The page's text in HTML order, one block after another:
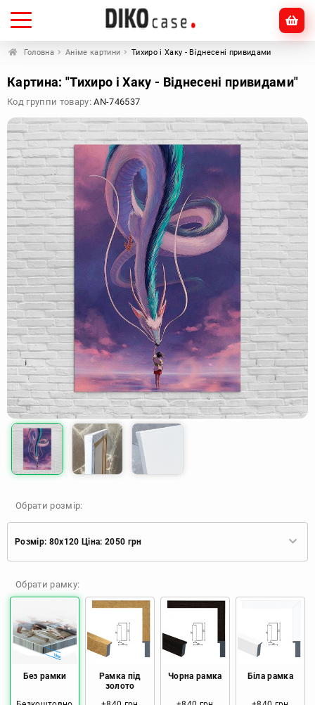
Головна Аніме картини Тихиро і Хаку - Віднесені привидами
Картина: "Тихиро і Хаку - Віднесені привидами"
Код группи товару:AN-746537
Обрати розмір:
Розмір: 80x120 Ціна: 2050 грн
Розмір: 60x90 Ціна: 1650 грн
Розмір: 80x120 Ціна: 2050 грн
Обрати рамку:
Без рамки
Рамка під
золото
Чорна рамка Біла рамка